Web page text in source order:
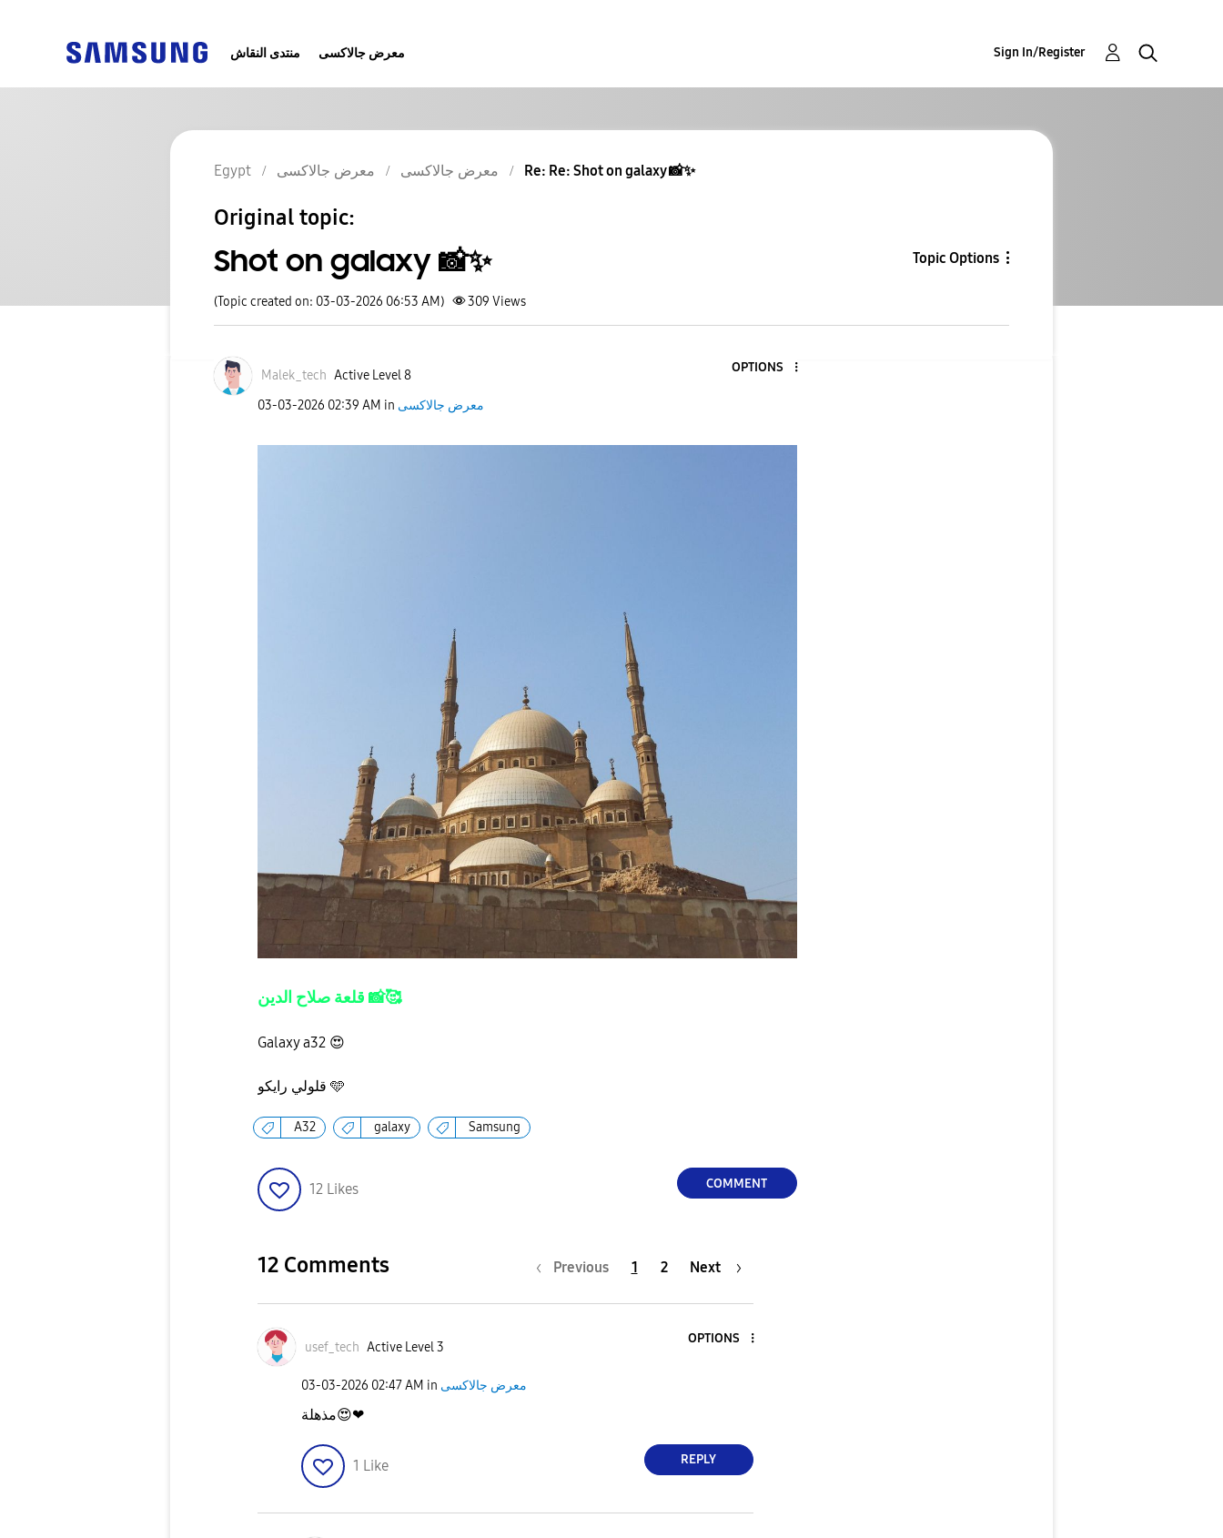
منتدى النقاش معرض جالاكسى Sign In/Register
Egypt معرض جالاكسى معرض جالاكسى Re: Re: Shot on galaxy 📸✨️
Original topic:
Shot on galaxy 📸✨️ Topic Options
(Topic created on: 03-03-2026 06:53 AM) 309 Views
Malek_tech Active Level 8
OPTIONS
‎03-03-2026 02:39 AM in معرض جالاكسى
📸🥰
Galaxy a32 😍
قلولي رايكو 🩵
A32 galaxy Samsung
12 Likes COMMENT
12 Comments Previous 1 2 Next
usef_tech Active Level 3
OPTIONS
‎03-03-2026 02:47 AM in معرض جالاكسى
مذهلة😍❤
1 Like REPLY